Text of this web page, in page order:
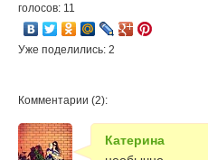
голосов: 11
Уже поделились: 2
Комментарии (2):
Катерина